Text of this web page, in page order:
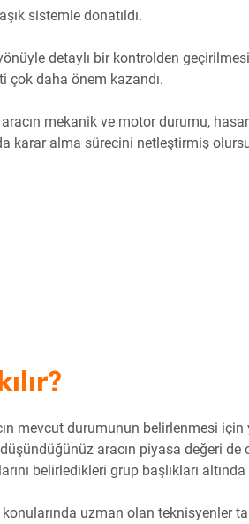
sistemle donatıldı.
detaylı bir kontrolden
çok daha önem kazandı.
mekanik ve motor durumu,
karar alma sürecini netleştirmiş
mevcut durumunun belirlenmesi
aracın piyasa değeri de
belirledikleri grup başlıkları
uzman olan teknisyenler